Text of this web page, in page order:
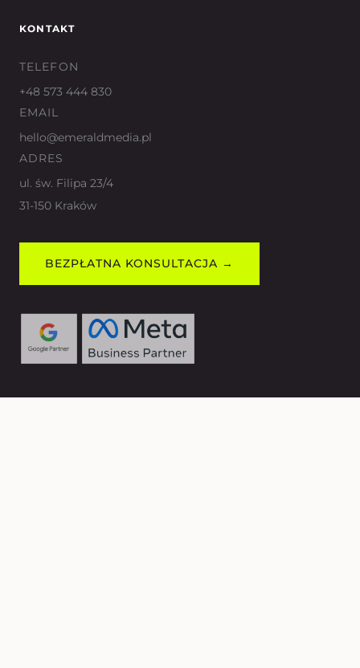
KONTAKT
TELEFON
+48 573 444 830
EMAIL
hello@emeraldmedia.pl
ADRES
ul. św. Filipa 23/4
31-150 Kraków
BEZPŁATNA KONSULTACJA →